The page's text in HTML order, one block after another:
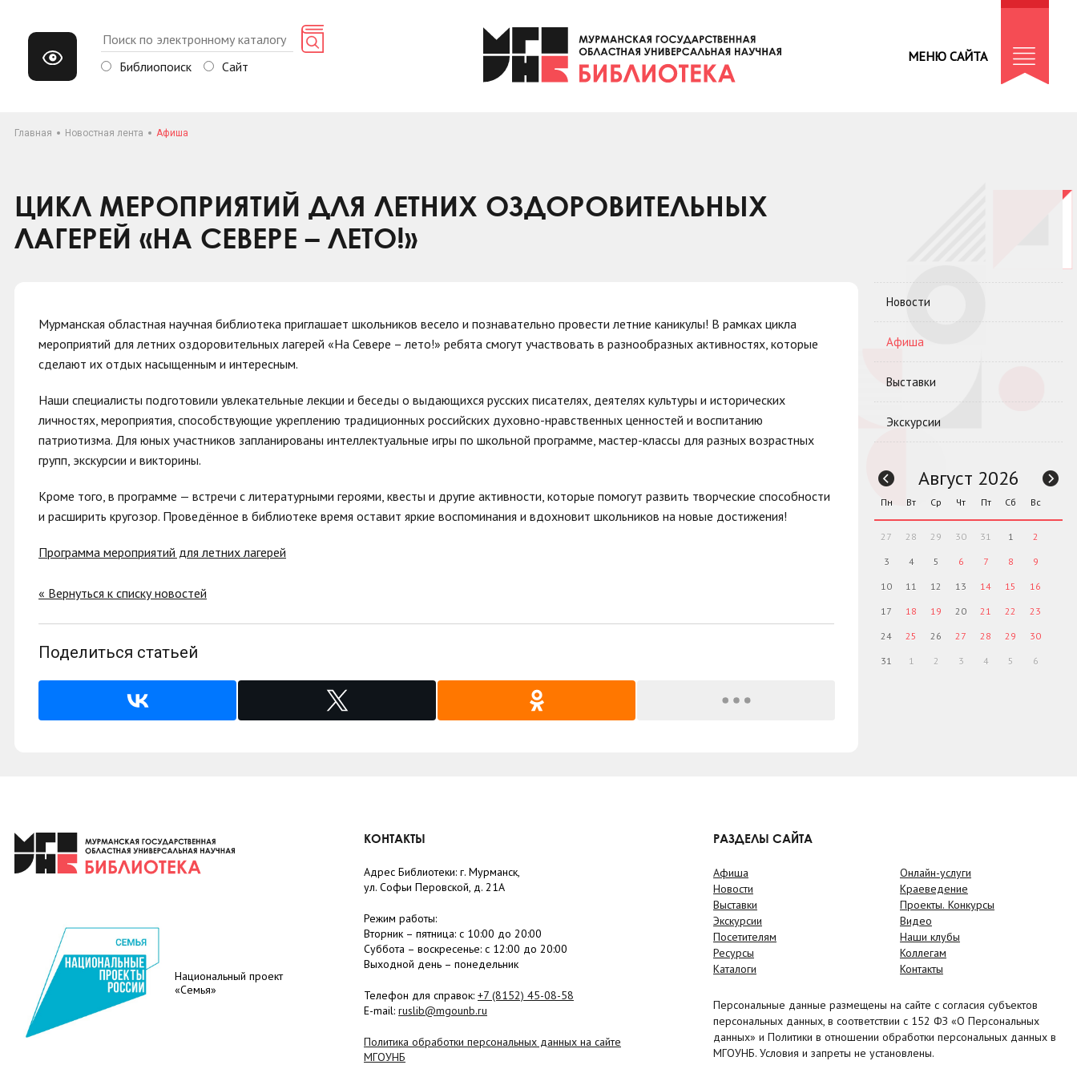
Библиопоиск Сайт
МЕНЮ САЙТА
Главная Новостная лента Афиша
ЦИКЛ МЕРОПРИЯТИЙ ДЛЯ ЛЕТНИХ ОЗДОРОВИТЕЛЬНЫХ
ЛАГЕРЕЙ «НА СЕВЕРЕ – ЛЕТО!»
Мурманская областная научная библиотека приглашает школьников весело и познавательно провести летние каникулы! В рамках цикла
мероприятий для летних оздоровительных лагерей «На Севере – лето!» ребята смогут участвовать в разнообразных активностях, которые
сделают их отдых насыщенным и интересным.
Наши специалисты подготовили увлекательные лекции и беседы о выдающихся русских писателях, деятелях культуры и исторических
личностях, мероприятия, способствующие укреплению традиционных российских духовно-нравственных ценностей и воспитанию
патриотизма. Для юных участников запланированы интеллектуальные игры по школьной программе, мастер-классы для разных возрастных
групп, экскурсии и викторины.
Кроме того, в программе — встречи с литературными героями, квесты и другие активности, которые помогут развить творческие способности
и расширить кругозор. Проведённое в библиотеке время оставит яркие воспоминания и вдохновит школьников на новые достижения!
Программа мероприятий для летних лагерей
« Вернуться к списку новостей
Поделиться статьей
Новости
Афиша
Выставки
Экскурсии
Август 2026
Пн Вт Ср Чт Пт Сб Вс
27 28 29 30 31 1 2
3 4 5 6 7 8 9
10 11 12 13 14 15 16
17 18 19 20 21 22 23
24 25 26 27 28 29 30
31 1 2 3 4 5 6
Национальный проект
«Семья»
КОНТАКТЫ
Адрес Библиотеки: г. Мурманск,
ул. Софьи Перовской, д. 21А
Режим работы:
Вторник – пятница: с 10:00 до 20:00
Суббота – воскресенье: c 12:00 до 20:00
Выходной день – понедельник
Телефон для справок: +7 (8152) 45-08-58
E-mail: ruslib@mgounb.ru
Политика обработки персональных данных на сайте
МГОУНБ
РАЗДЕЛЫ САЙТА
Афиша
Новости
Выставки
Экскурсии
Посетителям
Ресурсы
Каталоги
Онлайн-услуги
Краеведение
Проекты. Конкурсы
Видео
Наши клубы
Коллегам
Контакты
Персональные данные размещены на сайте с согласия субъектов
персональных данных, в соответствии с 152 ФЗ «О Персональных
данных» и Политики в отношении обработки персональных данных в
МГОУНБ. Условия и запреты не установлены.